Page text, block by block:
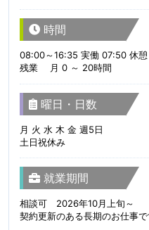
時間
08:00～16:35 実働 07:50 休
残業 月 0 ～ 20時間
曜日・日数
月 火 水 木 金 週5日
土日祝休み
就業期間
相談可 2026年10月上旬～
契約更新のある長期のお仕事で